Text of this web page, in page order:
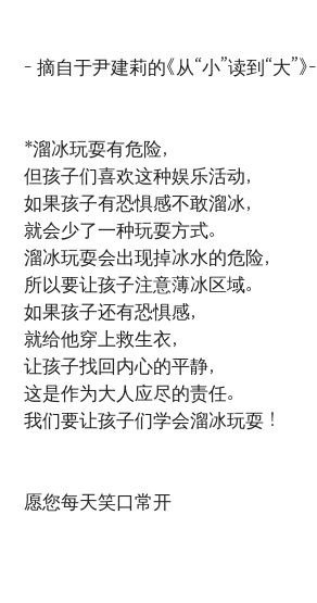
- 摘自于尹建莉的《从“小”读到“大”》-
*溜冰玩耍有危险，
但孩子们喜欢这种娱乐活动，
如果孩子有恐惧感不敢溜冰，
就会少了一种玩耍方式。
溜冰玩耍会出现掉冰水的危险，
所以要让孩子注意薄冰区域。
如果孩子还有恐惧感，
就给他穿上救生衣，
让孩子找回内心的平静，
这是作为大人应尽的责任。
我们要让孩子们学会溜冰玩耍！
愿您每天笑口常开